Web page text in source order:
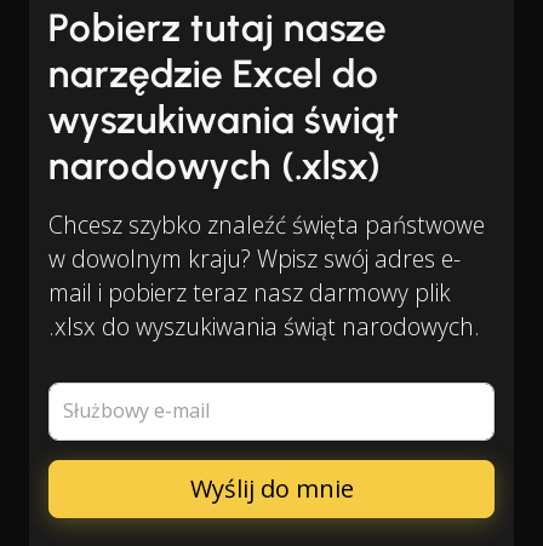
Pobierz tutaj nasze
narzędzie Excel do
wyszukiwania świąt
narodowych (.xlsx)
Chcesz szybko znaleźć święta państwowe
w dowolnym kraju? Wpisz swój adres e-
mail i pobierz teraz nasz darmowy plik
.xlsx do wyszukiwania świąt narodowych.
Służbowy e-mail